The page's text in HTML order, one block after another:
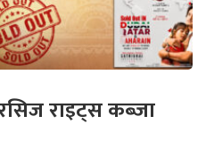
राइट्स कब्जा